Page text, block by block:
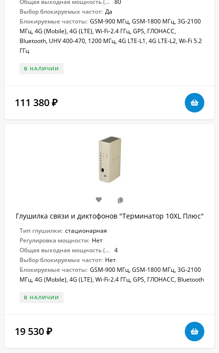
Общая выходная мощность (Вт): 80
Выбор блокируемых частот: Да
Блокируемые частоты: GSM-900 МГц, GSM-1800 МГц, 3G-2100
МГц, 4G (Mobile), 4G (LTE), Wi-Fi-2.4 ГГц, GPS, ГЛОНАСС,
Bluetooth, UHV 400-470, 1200 МГц, 4G LTE-L1, 4G LTE-L2, Wi-Fi 5.2
ГГц
В НАЛИЧИИ
111 380 ₽
Глушилка связи и диктофонов "Терминатор 10XL Плюс"
Тип глушилки: стационарная
Регулировка мощности: Нет
Общая выходная мощность (Вт): 4
Выбор блокируемых частот: Нет
Блокируемые частоты: GSM-900 МГц, GSM-1800 МГц, 3G-2100
МГц, 4G (Mobile), 4G (LTE), Wi-Fi-2.4 ГГц, GPS, ГЛОНАСС, Bluetooth
В НАЛИЧИИ
19 530 ₽